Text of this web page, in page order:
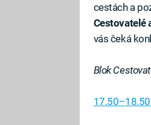
cestách a
Cestovatelé
vás čeká
Blok